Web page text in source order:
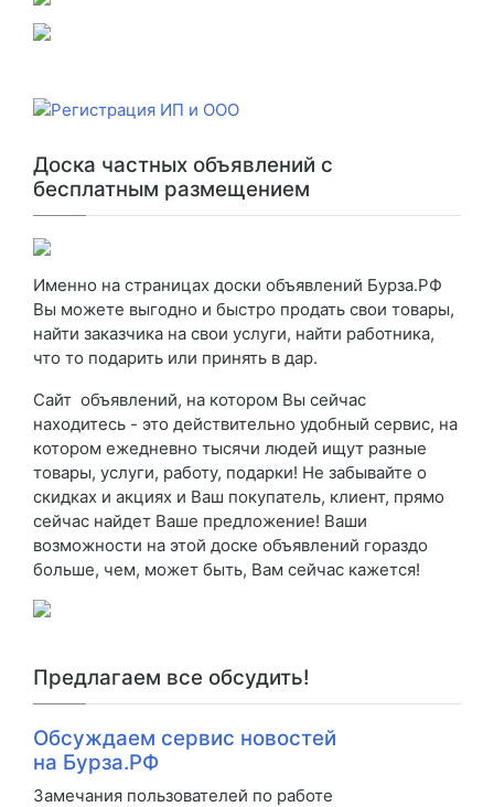
Доска частных объявлений с
бесплатным размещением
Именно на страницах доски объявлений Бурза.РФ
Вы можете выгодно и быстро продать свои товары,
найти заказчика на свои услуги, найти работника,
что то подарить или принять в дар.
Сайт объявлений, на котором Вы сейчас
находитесь - это действительно удобный сервис, на
котором ежедневно тысячи людей ищут разные
товары, услуги, работу, подарки! Не забывайте о
скидках и акциях и Ваш покупатель, клиент, прямо
сейчас найдет Ваше предложение! Ваши
возможности на этой доске объявлений гораздо
больше, чем, может быть, Вам сейчас кажется!
Предлагаем все обсудить!
Обсуждаем сервис новостей
на Бурза.РФ
Замечания пользователей по работе